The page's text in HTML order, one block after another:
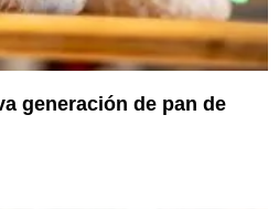
generación de pan de